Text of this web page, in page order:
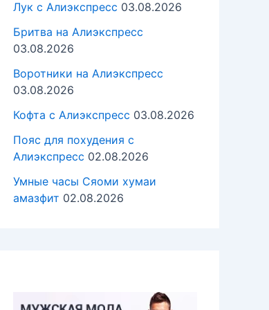
Лук с Алиэкспресс 03.08.2026
Бритва на Алиэкспресс
03.08.2026
Воротники на Алиэкспресс
03.08.2026
Кофта с Алиэкспресс 03.08.2026
Пояс для похудения с
Алиэкспресс 02.08.2026
Умные часы Cяоми хумаи
амазфит 02.08.2026